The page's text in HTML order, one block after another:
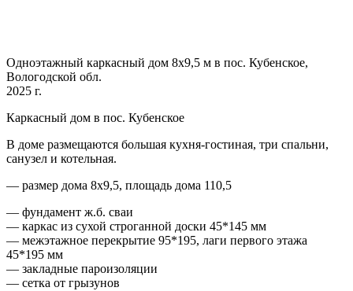
Одноэтажный каркасный дом 8х9,5 м в пос. Кубенское,
Вологодской обл.
2025 г.
Каркасный дом в пос. Кубенское
В доме размещаются большая кухня-гостиная, три спальни,
санузел и котельная.
— размер дома 8х9,5, площадь дома 110,5
— фундамент ж.б. сваи
— каркас из сухой строганной доски 45*145 мм
— межэтажное перекрытие 95*195, лаги первого этажа
45*195 мм
— закладные пароизоляции
— сетка от грызунов